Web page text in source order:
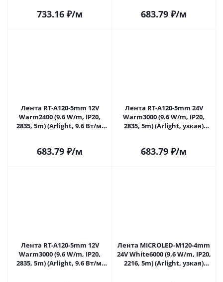
733.16 ₽/м 683.79 ₽/м
Лента RT-A120-5mm 12V
Warm2400 (9.6 W/m, IP20,
2835, 5m) (Arlight, 9.6 Вт/м,
683.79 ₽/м
Лента RT-A120-5mm 24V
Warm3000 (9.6 W/m, IP20,
2835, 5m) (Arlight, узкая)
683.79 ₽/м
Лента RT-A120-5mm 12V
Warm3000 (9.6 W/m, IP20,
2835, 5m) (Arlight, 9.6 Вт/м,
Лента MICROLED-M120-4mm
24V White6000 (9.6 W/m, IP20,
2216, 5m) (Arlight, узкая)